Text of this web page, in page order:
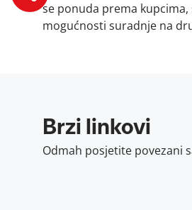
se ponuda prema
mogućnosti suradnje na
Brzi linkovi
Odmah posjetite povezani